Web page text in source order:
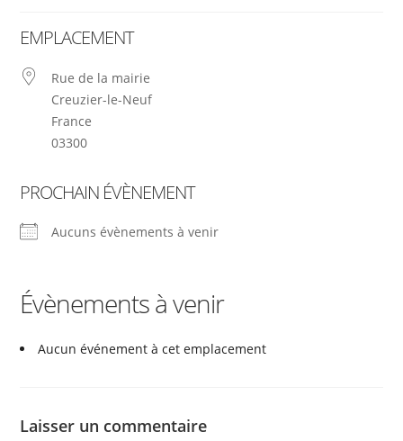
EMPLACEMENT
Rue de la mairie
Creuzier-le-Neuf
France
03300
PROCHAIN ÉVÈNEMENT
Aucuns évènements à venir
Évènements à venir
Aucun événement à cet emplacement
Laisser un commentaire